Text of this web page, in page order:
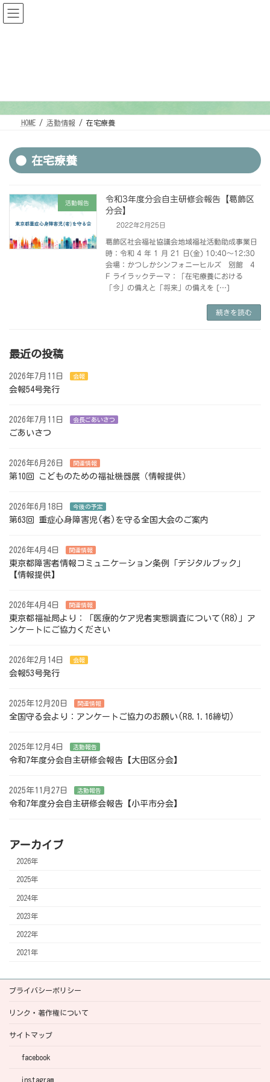
コ
ン
テ
ナ
ビ
ゲ
HOME 活動情報 在宅療養
在宅療養
活動報告
令和3年度分会自主研修会報告【葛飾区
分会】
2022年2月25日
葛飾区社会福祉協議会地域福祉活動助成事業日
時：令和 4 年 1 月 21 日(金) 10:40～12:30
会場：かつしかシンフォニーヒルズ 別館 4
F ライラックテーマ：「在宅療養における
「今」の備えと「将来」の備えを […]
続きを読む
最近の投稿
2026年7月11日 会報
会報54号発行
2026年7月11日 会長ごあいさつ
ごあいさつ
2026年6月26日 関連情報
第10回 こどものための福祉機器展（情報提供）
2026年6月18日 今後の予定
第63回 重症心身障害児(者)を守る全国大会のご案内
2026年4月4日 関連情報
東京都障害者情報コミュニケーション条例「デジタルブック」
【情報提供】
2026年4月4日 関連情報
東京都福祉局より：「医療的ケア児者実態調査について(R8)」ア
ンケートにご協力ください
2026年2月14日 会報
会報53号発行
2025年12月20日 関連情報
全国守る会より：アンケートご協力のお願い(R8.1.16締切)
2025年12月4日 活動報告
令和7年度分会自主研修会報告【大田区分会】
2025年11月27日 活動報告
令和7年度分会自主研修会報告【小平市分会】
アーカイブ
2026年
2025年
2024年
2023年
2022年
2021年
プライバシーポリシー
リンク・著作権について
サイトマップ
facebook
instagram